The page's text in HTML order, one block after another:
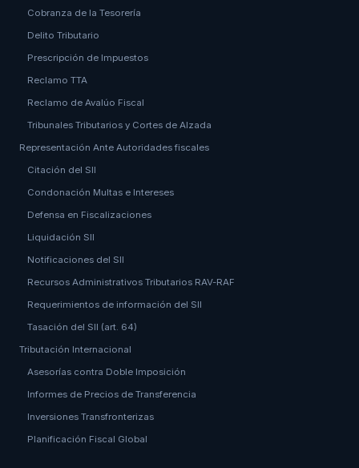
Cobranza de la Tesorería
Delito Tributario
Prescripción de Impuestos
Reclamo TTA
Reclamo de Avalúo Fiscal
Tribunales Tributarios y Cortes de Alzada
Representación Ante Autoridades fiscales
Citación del SII
Condonación Multas e Intereses
Defensa en Fiscalizaciones
Liquidación SII
Notificaciones del SII
Recursos Administrativos Tributarios RAV-RAF
Requerimientos de información del SII
Tasación del SII (art. 64)
Tributación Internacional
Asesorías contra Doble Imposición
Informes de Precios de Transferencia
Inversiones Transfronterizas
Planificación Fiscal Global